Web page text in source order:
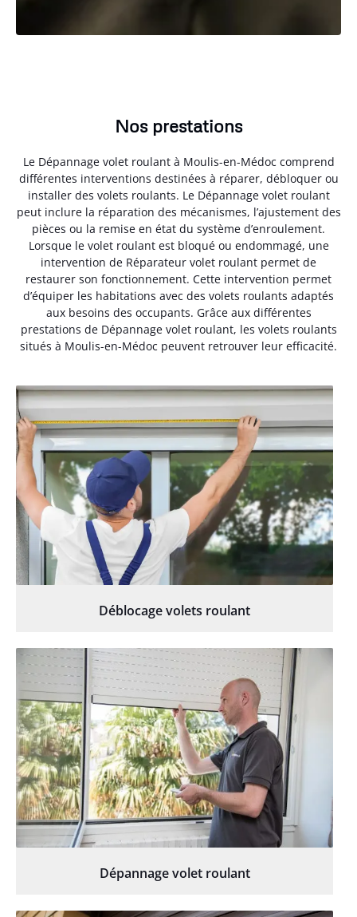
Nos prestations
Le Dépannage volet roulant à Moulis-en-Médoc comprend
différentes interventions destinées à réparer, débloquer ou
installer des volets roulants. Le Dépannage volet roulant
peut inclure la réparation des mécanismes, l’ajustement des
pièces ou la remise en état du système d’enroulement.
Lorsque le volet roulant est bloqué ou endommagé, une
intervention de Réparateur volet roulant permet de
restaurer son fonctionnement. Cette intervention permet
d’équiper les habitations avec des volets roulants adaptés
aux besoins des occupants. Grâce aux différentes
prestations de Dépannage volet roulant, les volets roulants
situés à Moulis-en-Médoc peuvent retrouver leur efficacité.
Déblocage volets roulant
Dépannage volet roulant